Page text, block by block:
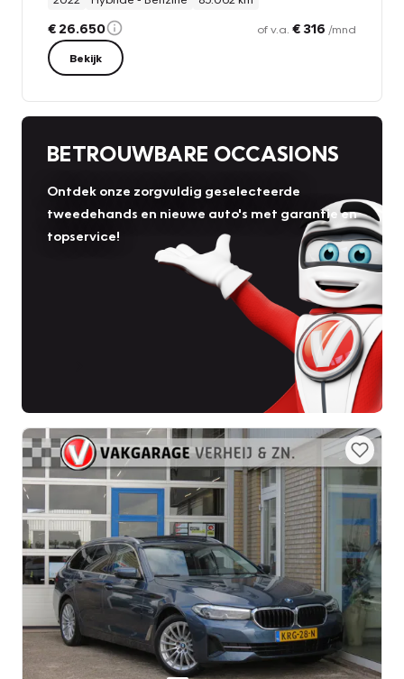
€ 26.650 of v.a. € 316 /mnd
Bekijk
BETROUWBARE OCCASIONS
Ontdek onze zorgvuldig geselecteerde
tweedehands en nieuwe auto's met garantie en
topservice!